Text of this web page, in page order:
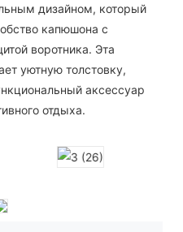
дизайном, который
капюшона с
воротника. Эта
уютную толстовку,
аксессуар
отдыха.